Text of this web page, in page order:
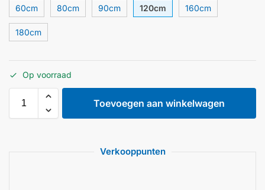
60cm 80cm 90cm 120cm 160cm
180cm
Op voorraad
Toevoegen aan winkelwagen
Verkooppunten